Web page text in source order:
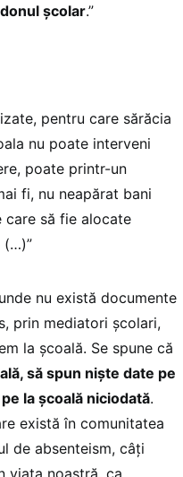
școlar.”
pentru care sărăcia
nu poate interveni
poate printr-un
fi, nu neapărat bani
să fie alocate
(…)”
nu există documente
prin mediatori școlari,
la școală. Se spune că
să spun niște date pe
la școală niciodată.
există în comunitatea
de absenteism, câți
viața noastră, ca